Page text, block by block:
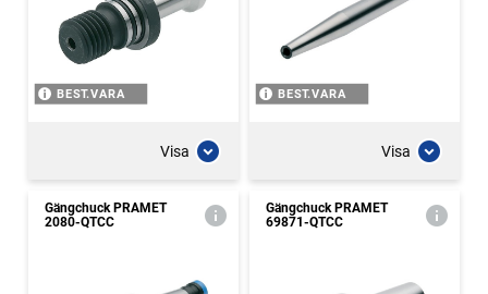
BEST.VARA
Visa
BEST.VARA
Visa
Gängchuck PRAMET
2080-QTCC
Gängchuck PRAMET
69871-QTCC